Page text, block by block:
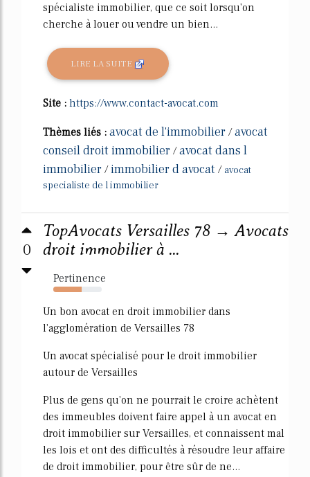
spécialiste immobilier, que ce soit lorsqu'on
cherche à louer ou vendre un bien...
LIRE LA SUITE
Site : https://www.contact-avocat.com
Thèmes liés : avocat de l'immobilier /avocat
conseil droit immobilier /avocat dans l
immobilier /immobilier d avocat / avocat
specialiste de l immobilier
0
TopAvocats Versailles 78 → Avocats
droit immobilier à ...
Pertinence
58%
Un bon avocat en droit immobilier dans
l'agglomération de Versailles 78
Un avocat spécialisé pour le droit immobilier
autour de Versailles
Plus de gens qu'on ne pourrait le croire achètent
des immeubles doivent faire appel à un avocat en
droit immobilier sur Versailles, et connaissent mal
les lois et ont des difficultés à résoudre leur affaire
de droit immobilier, pour être sûr de ne...